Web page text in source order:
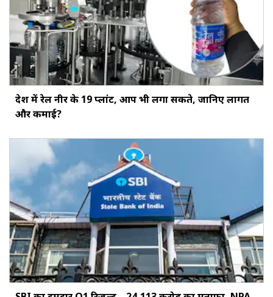
देश में रेल नीर के 19 प्लांट, आप भी लगा सकते, जानिए लागत
और कमाई?